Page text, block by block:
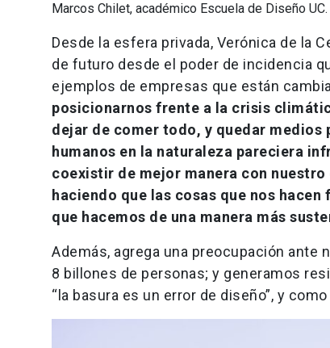
Marcos Chilet, académico Escuela de Diseño
Desde la esfera privada, Verónica de la
de futuro desde el poder de incidencia
ejemplos de empresas que están
posicionarnos frente a la crisis
dejar de comer todo, y quedar
humanos en la naturaleza pareciera
coexistir de mejor manera con
haciendo que las cosas que nos
que hacemos de una manera más
Además, agrega una preocupación
8 billones de personas; y generamos
“la basura es un error de diseño”, y